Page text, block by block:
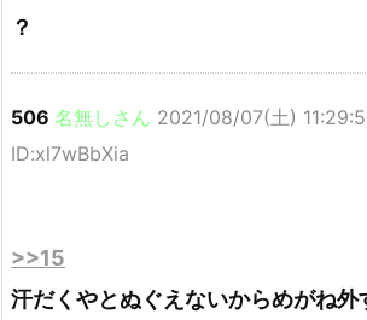
？
506 名無しさん 2021/08/07(土)
ID:xl7wBbXia
>>15
汗だくやとぬぐえないからめがね外